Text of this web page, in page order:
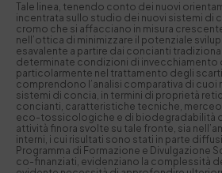
Tale linea, tenendo conto dei nuovi
incentrata sullo studio dei nuovi sistemi di
cromo che si affacciano in misura
nell’ottica di minimizzare il potenziale
esavalente a partire dai concianti
determinate condizioni di invecchiamento
particolarmente nel trattamento degli
comprendono l’analisi comparativa di cuoi
sistemi di concia, in termini di proprietà
concianti, caratteristiche tecniche,
eco-tossicologiche e di biodegradabilità
attività finora svolte su tale fronte, sia
interni, i cui risultati sono stati in parte
Programma di Formazione e Divulgazione
co-finanziati, evidenziano la complessità